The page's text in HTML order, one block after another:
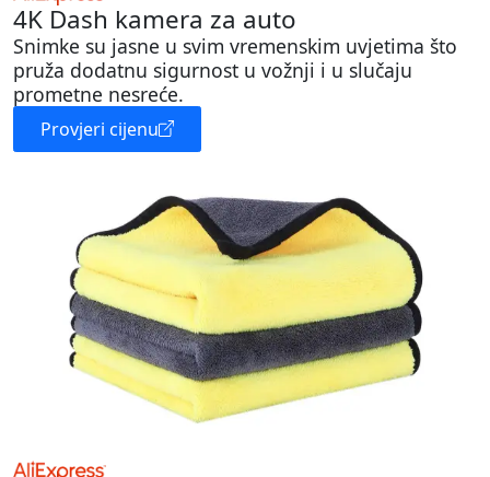
4K Dash kamera za auto
Snimke su jasne u svim vremenskim uvjetima što
pruža dodatnu sigurnost u vožnji i u slučaju
prometne nesreće.
Provjeri cijenu